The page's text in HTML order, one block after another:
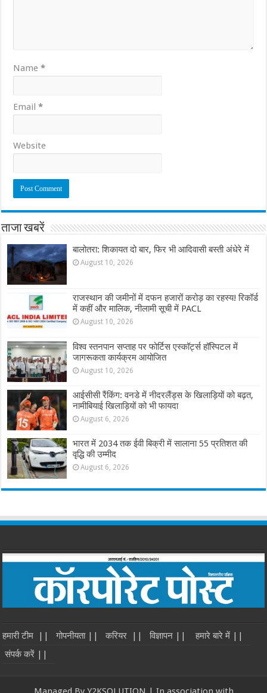
Name*
Email*
Website
ताजा खबरें
बालोतरा: शिकायत दो बार, फिर भी आदिवासी बस्ती अंधेरे में
August 10, 2026
राजस्थान की जमीनों में दफन हजारों करोड़ का रहस्य! रिकॉर्ड
में कहीं और मालिक, नीलामी सूची में PACL
August 10, 2026
विश्व स्तनपान सप्ताह पर फोर्टिस एस्कॉर्ट्स हॉस्पिटल में
जागरूकता कार्यक्रम आयोजित
August 10, 2026
आईसीसी रैंकिंग: वनडे में नीदरलैंड्स के खिलाड़ियों को बढ़त,
नामीबियाई खिलाड़ियों को भी फायदा
August 6, 2026
भारत में 2034 तक ईवी बिक्री में सालाना 55 प्रतिशत की
वृद्धि की उम्मीद
August 6, 2026
हमारी टीम || गोपनीयता || करियर || विज्ञापन ||
हमारे बारे में ||
संपर्क करें ||